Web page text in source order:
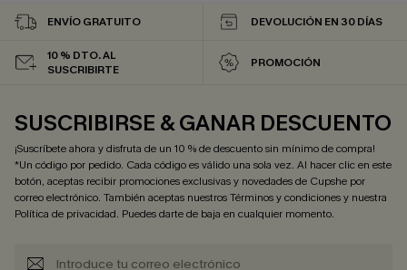
ENVÍO GRATUITO DEVOLUCIÓN EN 30 DÍAS
10 % DTO. AL
SUSCRIBIRTE
PROMOCIÓN
SUSCRIBIRSE & GANAR DESCUENTO
¡Suscríbete ahora y disfruta de un 10 % de descuento sin mínimo de compra!
*Un código por pedido. Cada código es válido una sola vez. Al hacer clic en este
botón, aceptas recibir promociones exclusivas y novedades de Cupshe por
correo electrónico. También aceptas nuestrosTérminos y condicionesy nuestra
Política de privacidad. Puedes darte de baja en cualquier momento.